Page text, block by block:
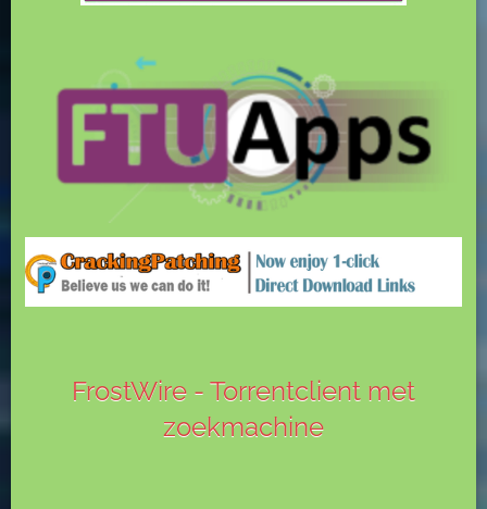
FrostWire - Torrentclient met
zoekmachine